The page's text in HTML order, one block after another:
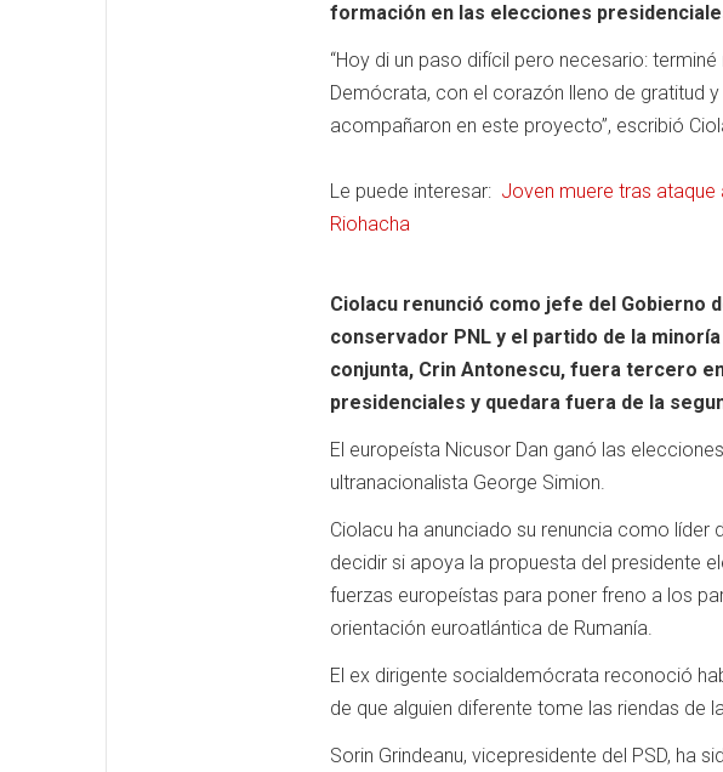
formación en las elecciones
“Hoy di un paso difícil pero necesario:
Demócrata, con el corazón lleno de gratitud
acompañaron en este proyecto”, escribió
Le puede interesar: Joven muere tras ataque
Riohacha
Ciolacu renunció como jefe del Gobierno
conservador PNL y el partido de la
conjunta, Crin Antonescu, fuera tercero
presidenciales y quedara fuera de la
El europeísta Nicusor Dan ganó las
ultranacionalista George Simion.
Ciolacu ha anunciado su renuncia como líder
decidir si apoya la propuesta del presidente
fuerzas europeístas para poner freno a los
orientación euroatlántica de Rumanía.
El ex dirigente socialdemócrata reconoció
de que alguien diferente tome las riendas de
Sorin Grindeanu, vicepresidente del PSD, ha